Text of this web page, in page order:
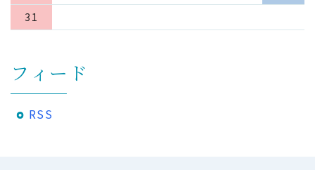
31
フィード
RSS